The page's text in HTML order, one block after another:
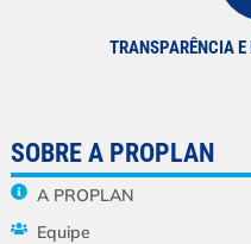
TRANSPARÊNCIA E
SOBRE A PROPLAN
A PROPLAN
Equipe